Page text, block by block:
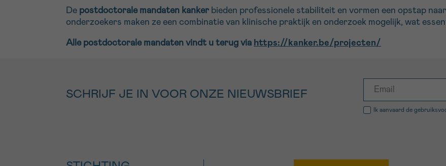
De postdoctorale mandaten kanker bieden professionele stabiliteit en vormen een opstap
onderzoekers maken ze een combinatie van klinische praktijk en onderzoek mogelijk, wat
Alle postdoctorale mandaten vindt u terug via https://kanker.be/projecten/
SCHRIJF JE IN VOOR ONZE NIEUWSBRIEF
Ik aanvaard de